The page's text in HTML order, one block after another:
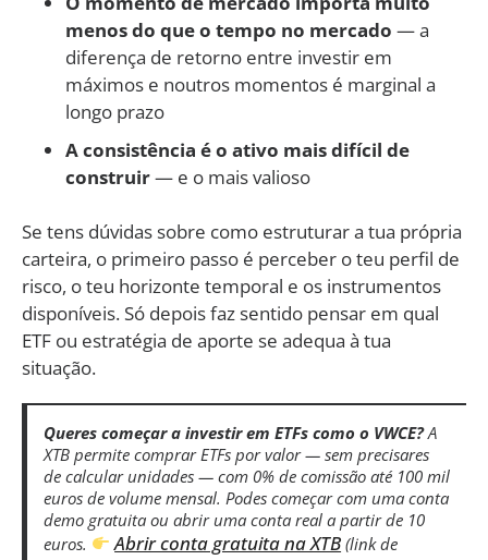
menos do que o tempo no mercado — a
diferença de retorno entre investir em
máximos e noutros momentos é marginal a
longo prazo
A consistência é o ativo mais difícil de
construir— e o mais valioso
Se tens dúvidas sobre como estruturar a tua própria
carteira, o primeiro passo é perceber o teu perfil de
risco, o teu horizonte temporal e os instrumentos
disponíveis. Só depois faz sentido pensar em qual
ETF ou estratégia de aporte se adequa à tua
situação.
Queres começar a investir em ETFs como o VWCE?A
XTB permite comprar ETFs por valor — sem precisares
de calcular unidades — com 0% de comissão até 100 mil
euros de volume mensal. Podes começar com uma conta
demo gratuita ou abrir uma conta real a partir de 10
euros.
Abrir conta gratuita na XTB (link de